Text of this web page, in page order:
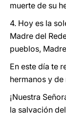
muerte de su
4. Hoy es la
Madre del
pueblos,
En este día te
hermanos y de
¡Nuestra
la salvación